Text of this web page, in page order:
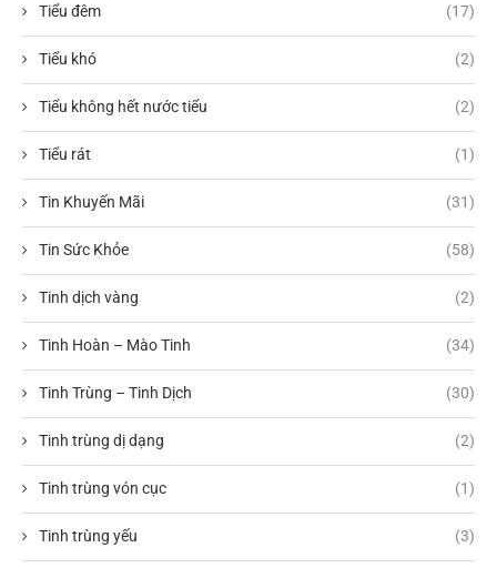
Tiểu đêm (17)
Tiểu khó (2)
Tiểu không hết nước tiểu (2)
Tiểu rát (1)
Tin Khuyến Mãi (31)
Tin Sức Khỏe (58)
Tinh dịch vàng (2)
Tinh Hoàn – Mào Tinh (34)
Tinh Trùng – Tinh Dịch (30)
Tinh trùng dị dạng (2)
Tinh trùng vón cục (1)
Tinh trùng yếu (3)